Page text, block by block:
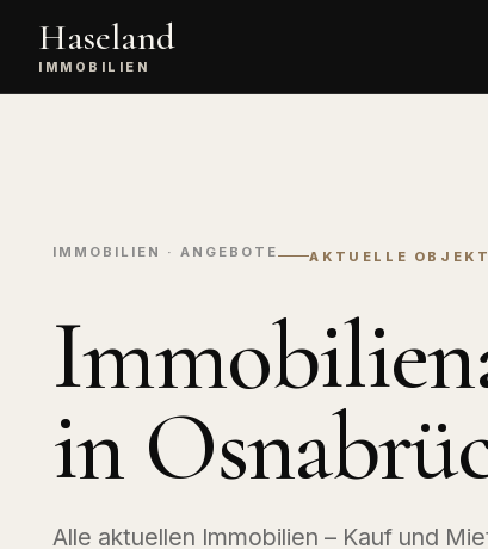
Haseland
IMMOBILIEN
Übergabe.
Serviceleistungen
Premium-
Mehrwert.
Service
Gutachten und
Bewertung.
IMMOBILIEN · ANGEBOTE AKTUELLE
in
Alle aktuellen Immobilien – Kauf und